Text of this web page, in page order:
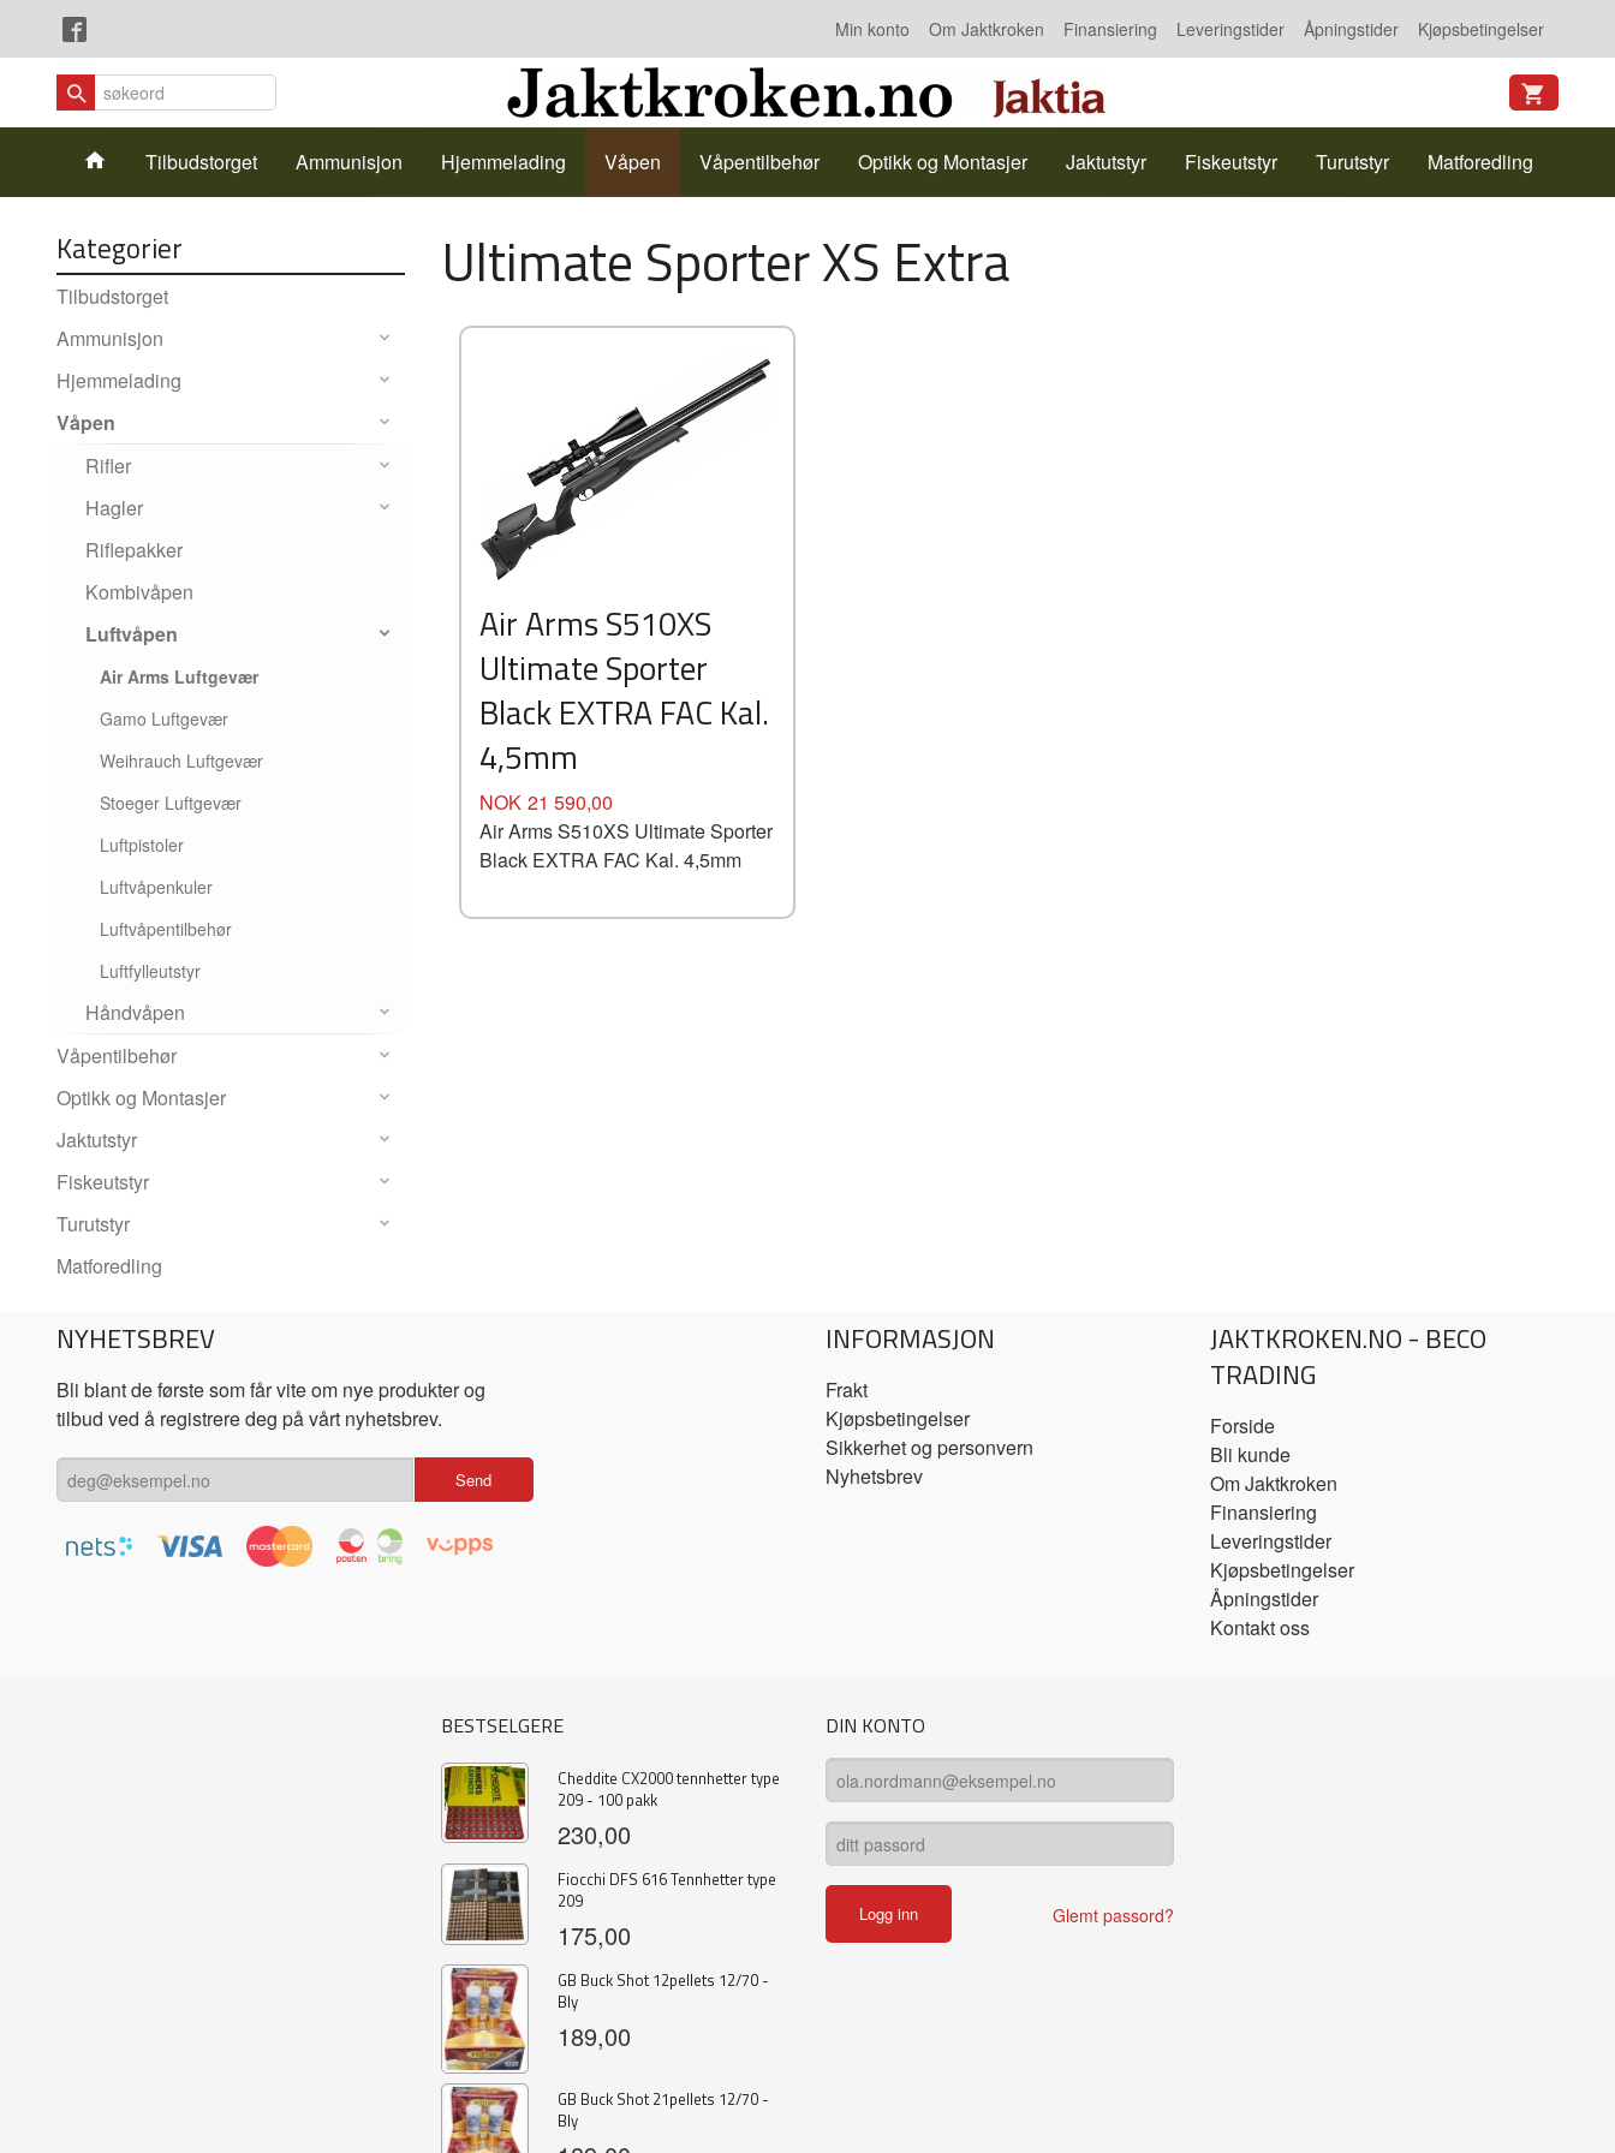
innholdet
Min konto Om Jaktkroken Finansiering Leveringstider Åpningstider Kjøpsbetingelser
Kontakt oss
ProdukterTilbudstorget Ammunisjon Hjemmelading Våpen Våpentilbehør Optikk og Montasjer Jaktutstyr Fiskeutstyr Turutstyr Matforedling
Kategorier
Tilbudstorget
Ammunisjon
Hjemmelading
Våpen
Rifler
Hagler
Riflepakker
Kombivåpen
Luftvåpen
Air Arms Luftgevær
Gamo Luftgevær
Weihrauch Luftgevær
Stoeger Luftgevær
Luftpistoler
Luftvåpenkuler
Luftvåpentilbehør
Luftfylleutstyr
Håndvåpen
Våpentilbehør
Optikk og Montasjer
Jaktutstyr
Fiskeutstyr
Turutstyr
Matforedling
Ultimate Sporter XS Extra
Air Arms S510XS
Ultimate Sporter
Black EXTRA FAC Kal.
4,5mm
Pris
NOK 21 590,00
Air Arms S510XS Ultimate Sporter
Black EXTRA FAC Kal. 4,5mm
NYHETSBREV
Bli blant de første som får vite om nye produkter og
tilbud ved å registrere deg på vårt nyhetsbrev.
INFORMASJON
Frakt
Kjøpsbetingelser
Sikkerhet og personvern
Nyhetsbrev
JAKTKROKEN.NO - BECO
TRADING
Forside
Bli kunde
Om Jaktkroken
Finansiering
Leveringstider
Kjøpsbetingelser
Åpningstider
Kontakt oss
BESTSELGERE
Cheddite CX2000 tennhetter type
209 - 100 pakk
230,00
Fiocchi DFS 616 Tennhetter type
209
175,00
GB Buck Shot 12pellets 12/70 -
Bly
189,00
GB Buck Shot 21pellets 12/70 -
Bly
DIN KONTO
Glemt passord?